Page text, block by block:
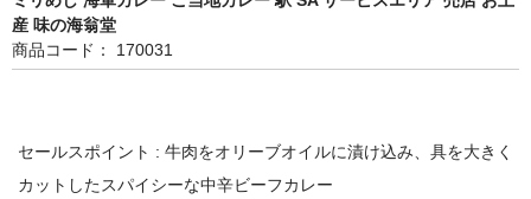
産 味の海翁堂
商品コード： 170031
セールスポイント : 牛肉をオリーブオイルに漬け込み、具を大きく
カットしたスパイシーな中辛ビーフカレー